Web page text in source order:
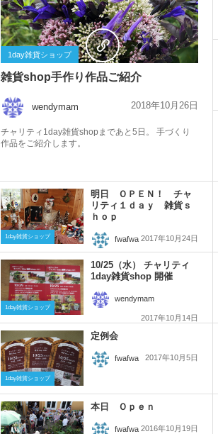
1day雑貨ショップ
0
雑貨shop手作り作品ご紹介
wendymam 2018年10月26日
チャリティ1day雑貨shopまであと5日。 手づくり
作品をご紹介します。
1day雑貨ショップ
明日 ＯＰＥＮ！ チャ
リティ１ｄａｙ 雑貨ｓ
ｈｏｐ
fwafwa 2017年10月24日
1day雑貨ショップ
10/25（水） チャリティ
1day雑貨shop 開催
wendymam
2017年10月14日
1day雑貨ショップ
定例会
fwafwa 2017年10月5日
本日 Ｏｐｅｎ
fwafwa 2016年10月19日